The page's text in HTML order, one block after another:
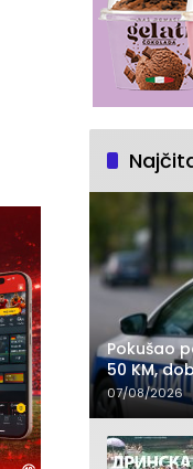
Pokušao
50 KM,
07/08/2026